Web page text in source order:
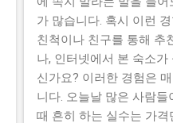
업의 신청방법과 자격요건
단계별 신청 방법, 탈락하
라서 이 글을 읽는 독자들
원사업에 대한 모든 것을
하러 가기 📋 목차 이 사업
격과 준비물 지원 내용과
가 많습니다. 혹시 이런
친척이나 친구를 통해 추
나, 인터넷에서 본 숙소
신가요? 이러한 경험은
니다. 오늘날 많은 사람
때 흔히 하는 실수는 가